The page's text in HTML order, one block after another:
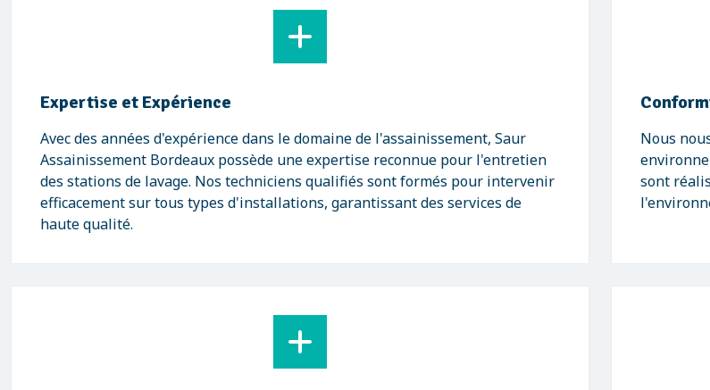
Expertise et Expérience
Avec des années d'expérience dans le domaine de l'assainissement, Saur
Assainissement Bordeaux possède une expertise reconnue pour l'entretien
des stations de lavage. Nos techniciens qualifiés sont formés pour intervenir
efficacement sur tous types d'installations, garantissant des services de
haute qualité.
Nous
sont